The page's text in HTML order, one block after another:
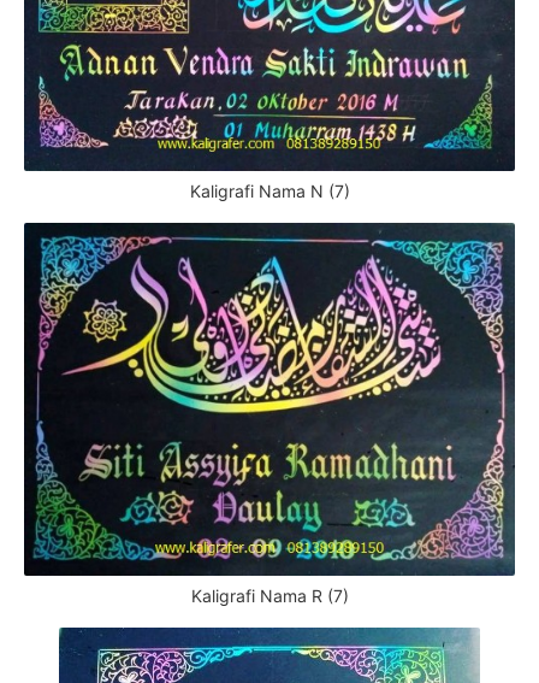
Kaligrafi Nama N (7)
Kaligrafi Nama R (7)